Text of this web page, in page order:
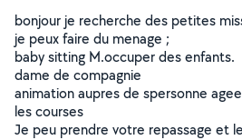
bonjour je recherche des petites
je peux faire du menage ;
baby sitting M.occuper des enfants.
dame de compagnie
animation aupres de spersonne agee
les courses
Je peu prendre votre repassage et